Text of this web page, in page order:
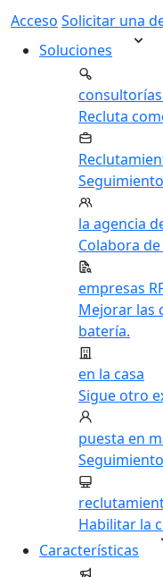
Acceso Solicitar una
Soluciones
consultorías
Recluta
la agencia
Colabora
empresas
Mejorar las
batería.
en la casa
Sigue otro
puesta en
Habilitar la
Características